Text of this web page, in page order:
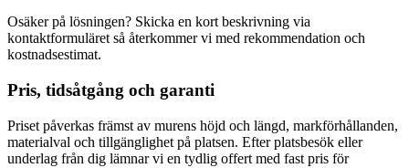
Osäker på lösningen? Skicka en kort beskrivning via
kontaktformuläret så återkommer vi med rekommendation och
kostnadsestimat.
Pris, tidsåtgång och garanti
Priset påverkas främst av murens höjd och längd, markförhållanden,
materialval och tillgänglighet på platsen. Efter platsbesök eller
underlag från dig lämnar vi en tydlig offert med fast pris för